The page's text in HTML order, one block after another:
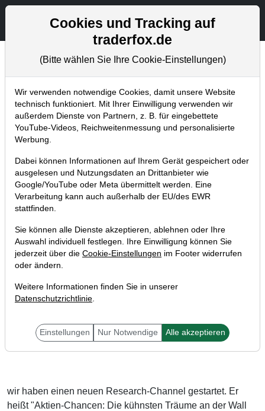
Aktien- und Artikelsuche
Aktuelles
Home Blog Aktuelles
Neuer Channel: "Aktien-Chancen:
Die kühnsten Träume an der Wall
Street"
21.09.2020 um 17:51 Uhr | TraderFox GmbH
Liebe Leser,
wir haben einen neuen Research-Channel gestartet. Er
heißt "Aktien-Chancen: Die kühnsten Träume an der Wall
Cookies und Tracking auf
traderfox.de
(Bitte wählen Sie Ihre Cookie-Einstellungen)
Wir verwenden notwendige Cookies, damit unsere Website
technisch funktioniert. Mit Ihrer Einwilligung verwenden wir
außerdem Dienste von Partnern, z. B. für eingebettete
YouTube-Videos, Reichweitenmessung und personalisierte
Werbung.
Dabei können Informationen auf Ihrem Gerät gespeichert oder
ausgelesen und Nutzungsdaten an Drittanbieter wie
Google/YouTube oder Meta übermittelt werden. Eine
Verarbeitung kann auch außerhalb der EU/des EWR
stattfinden.
Sie können alle Dienste akzeptieren, ablehnen oder Ihre
Auswahl individuell festlegen. Ihre Einwilligung können Sie
jederzeit über die Cookie-Einstellungen im Footer widerrufen
oder ändern.
Weitere Informationen finden Sie in unserer
Datenschutzrichtlinie.
Einstellungen Nur Notwendige Alle akzeptieren